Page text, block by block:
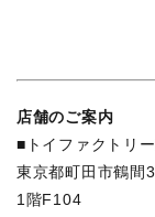
店舗のご案内
■トイファクトリ
東京都町田市鶴間
1階F104